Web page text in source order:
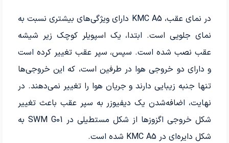
در نمای عقب، KMC A5 دارای ویژگی‌های بیشتری نسبت به
نمای جلویی است. ابتدا، یک اسپویلر کوچک زیر شیشه
عقب نصب شده است. سپس، سپر عقب تغییر کرده است
و دارای دو خروجی هوا در طرفین است، که این خروجی‌ها
تنها جنبه زیبایی دارند و جریان هوا را تغییر نمی‌دهند. در
نهایت، اضافه‌شدن یک دیفیوزر به سپر عقب باعث تغییر
شکل خروجی اگزوزها از شکل مستطیلی در SWM G01 به
شکل دایره‌ای در KMC A5 شده است.